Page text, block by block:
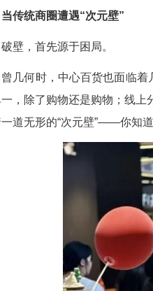
然而，这个“双节”，
次元粉丝见面会早早排
人们不禁要问：这家
破壁之问：
当传统商圈遭遇“次
破壁，首先源于困